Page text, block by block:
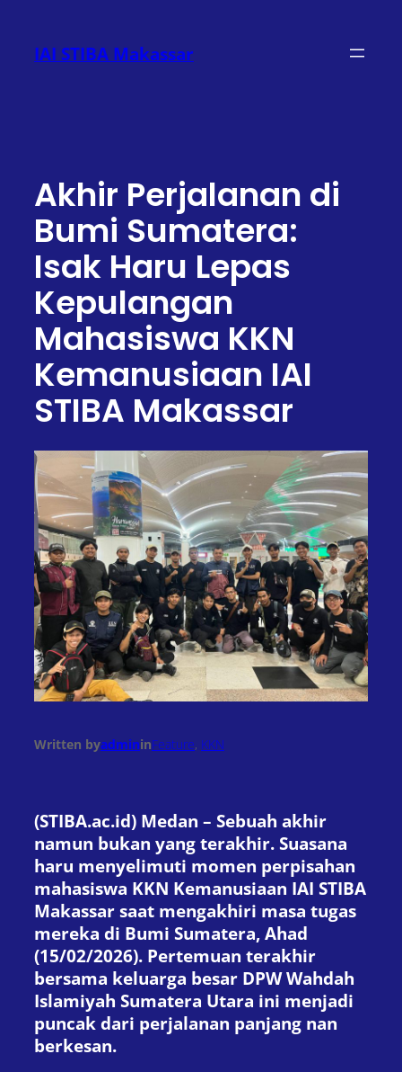
konten
IAI STIBA Makassar
Akhir Perjalanan di
Bumi Sumatera:
Isak Haru Lepas
Kepulangan
Mahasiswa KKN
Kemanusiaan IAI
STIBA Makassar
Written byadmininFeature, KKN
(STIBA.ac.id) Medan – Sebuah akhir
namun bukan yang terakhir. Suasana
haru menyelimuti momen perpisahan
mahasiswa KKN Kemanusiaan IAI STIBA
Makassar saat mengakhiri masa tugas
mereka di Bumi Sumatera, Ahad
(15/02/2026). Pertemuan terakhir
bersama keluarga besar DPW Wahdah
Islamiyah Sumatera Utara ini menjadi
puncak dari perjalanan panjang nan
berkesan.